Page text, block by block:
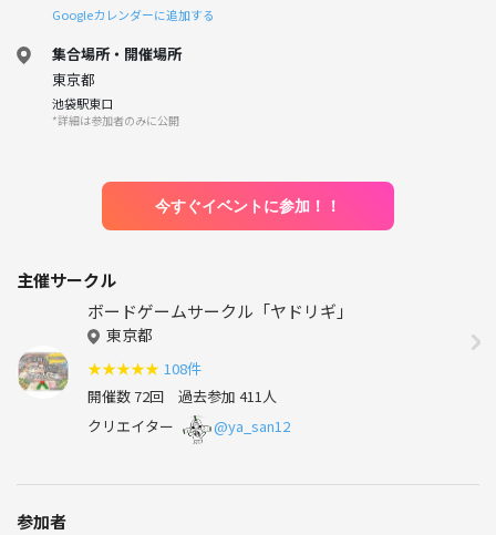
Googleカレンダーに追加する
集合場所・開催場所
東京都
池袋駅東口
*詳細は参加者のみに公開
今すぐイベントに参加！！
主催サークル
ボードゲームサークル「ヤドリギ」
東京都
★★★★★ 108件
開催数 72回 過去参加 411人
クリエイター
@ya_san12
参加者